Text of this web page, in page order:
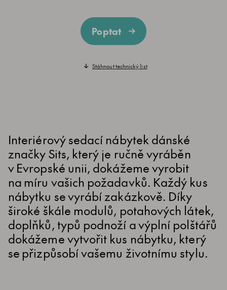
Poptat
Stáhnout technický list
Interiérový sedací nábytek dánské
značky Sits, který je ručně vyráběn
v Evropské unii, dokážeme vyrobit
na míru vašich požadavků. Každý kus
nábytku se vyrábí zakázkově. Díky
široké škále modulů, potahových látek,
doplňků, typů podnoží a výplní polštářů
dokážeme vytvořit kus nábytku, který
se přizpůsobí vašemu životnímu stylu.